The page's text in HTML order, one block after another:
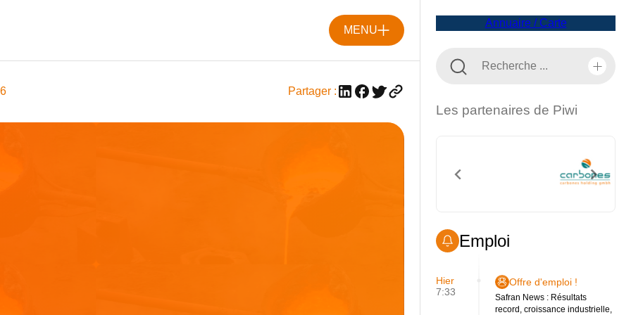
MENU
Partager :
Annuaire / Carte
Les partenaires de Piwi
Emploi
Hier
7:33
Offre d'emploi !
Safran News : Résultats
record, croissance industrielle,